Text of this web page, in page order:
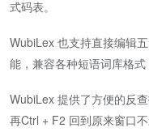
式码表。
WubiLex 也支持直接编辑
能，兼容各种短语词库格式
WubiLex 提供了方便的反
再Ctrl + F2 回到原来窗口